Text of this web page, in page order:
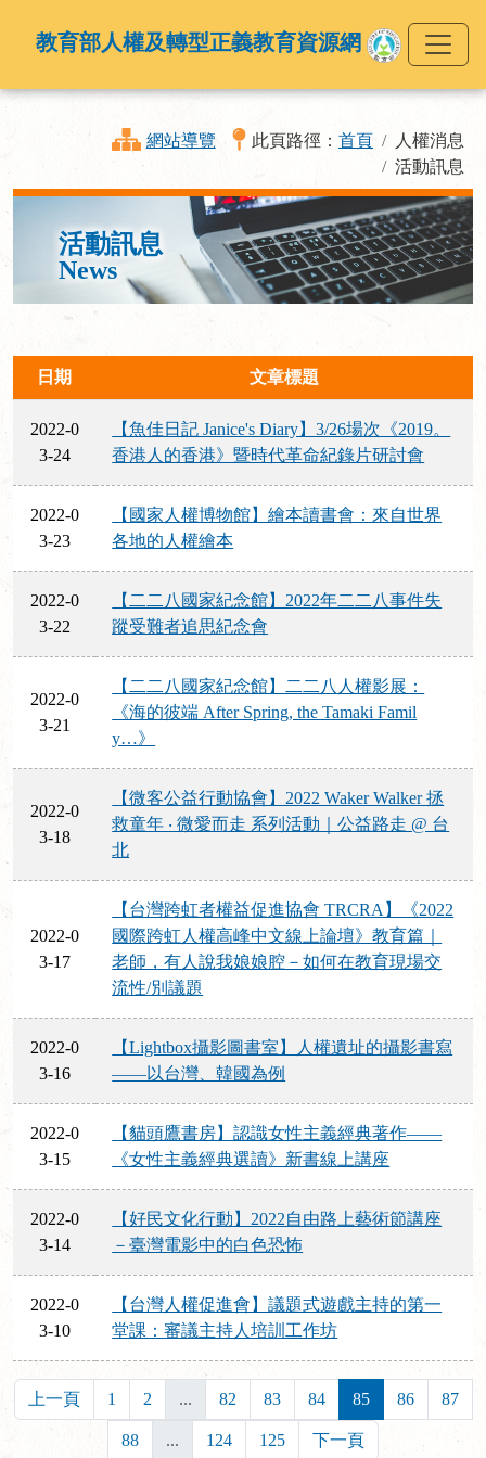
教育部人權及轉型正義教育資源網
網站導覽 此頁路徑： 首頁
人權消息
活動訊息
活動訊息
News
日期 文章標題
2022-0
3-24
【魚佳日記 Janice's Diary】3/26場次《2019。
香港人的香港》暨時代革命紀錄片研討會
2022-0
3-23
【國家人權博物館】繪本讀書會：來自世界
各地的人權繪本
2022-0
3-22
【二二八國家紀念館】2022年二二八事件失
蹤受難者追思紀念會
2022-0
3-21
【二二八國家紀念館】二二八人權影展：
《海的彼端 After Spring, the Tamaki Famil
y…》
2022-0
3-18
【微客公益行動協會】2022 Waker Walker 拯
救童年 ‧ 微愛而走 系列活動｜公益路走 @ 台
北
2022-0
3-17
【台灣跨虹者權益促進協會 TRCRA】《2022
國際跨虹人權高峰中文線上論壇》教育篇｜
老師，有人說我娘娘腔－如何在教育現場交
流性/別議題
2022-0
3-16
【Lightbox攝影圖書室】人權遺址的攝影書寫
——以台灣、韓國為例
2022-0
3-15
【貓頭鷹書房】認識女性主義經典著作——
《女性主義經典選讀》新書線上講座
2022-0
3-14
【好民文化行動】2022自由路上藝術節講座
－臺灣電影中的白色恐怖
2022-0
3-10
【台灣人權促進會】議題式遊戲主持的第一
堂課：審議主持人培訓工作坊
上一頁 1 2 ... 82 83 84 85 86 87
88 ... 124 125 下一頁